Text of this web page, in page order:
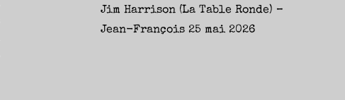
Jim Harrison (La Table Ronde) –
Jean-François 25 mai 2026